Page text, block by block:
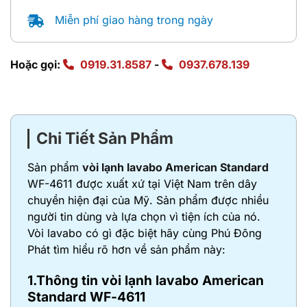
Miễn phí giao hàng trong ngày
Hoặc gọi: 0919.31.8587 - 0937.678.139
Chi Tiết Sản Phẩm
Sản phẩm vòi lạnh lavabo American Standard
WF-4611 được xuất xứ tại Việt Nam trên dây
chuyền hiện đại của Mỹ. Sản phẩm được nhiều
người tin dùng và lựa chọn vì tiện ích của nó.
Vòi lavabo có gì đặc biệt hãy cùng Phú Đông
Phát tìm hiểu rõ hơn về sản phẩm này:
1.Thông tin vòi lạnh lavabo American
Standard WF-4611